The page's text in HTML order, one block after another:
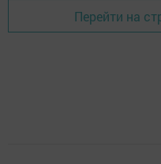
Перейти на